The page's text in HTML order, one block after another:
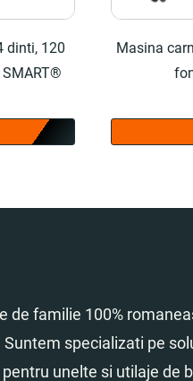
dinti, 120
SMART®
Masina
de familie 100%
specializati pe
unelte si utilaje de